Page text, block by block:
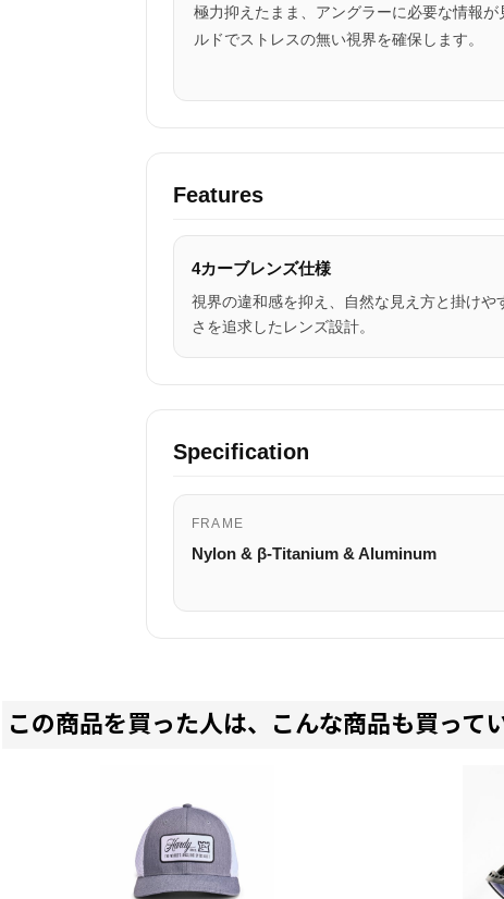
極力抑えたまま、アングラーに必要な情報
ルドでストレスの無い視界を確保します。
Features
4カーブレンズ仕様
視界の違和感を抑え、自然な見え方と掛けや
さを追求したレンズ設計。
Specification
FRAME
Nylon & β-Titanium & Aluminum
この商品を買った人は、こんな商品も買って